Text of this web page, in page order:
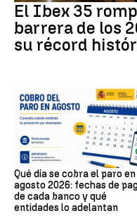
El Ibex 35
barrera de los
su récord
Prestaciones
Qué día se cobra el paro en
agosto 2026: fechas de
de cada banco y qué
entidades lo adelantan